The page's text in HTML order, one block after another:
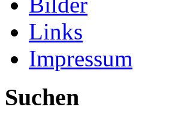
Links
Impressum
Suchen